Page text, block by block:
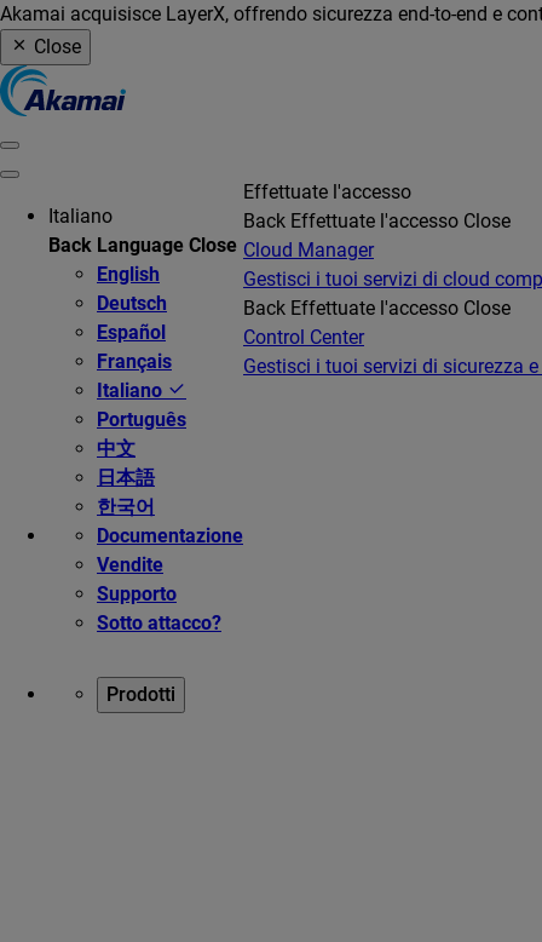
Akamai acquisisce LayerX, offrendo sicurezza end-to-end e
Close
Italiano
Back Language Close
English
Deutsch
Español
Français
Italiano
Português
中文
日本語
한국어
Documentazione
Vendite
Supporto
Sotto attacco?
Effettuate l'accesso
Back Effettuate l'accesso Close
Cloud Manager
Gestisci i tuoi servizi di cloud
Back Effettuate l'accesso Close
Control Center
Gestisci i tuoi servizi di sicurezza
Prodotti